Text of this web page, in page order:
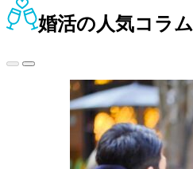
婚活の人気コラム